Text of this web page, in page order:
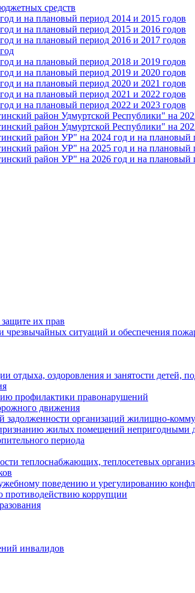
средств
и на плановый период 2014 и 2015 годов
и на плановый период 2015 и 2016 годов
и на плановый период 2016 и 2017 годов
и на плановый период 2018 и 2019 годов
и на плановый период 2019 и 2020 годов
и на плановый период 2020 и 2021 годов
и на плановый период 2021 и 2022 годов
и на плановый период 2022 и 2023 годов
район Удмуртской Республики" на
район Удмуртской Республики" на
район УР" на 2024 год и на плановый
район УР" на 2025 год и на плановый
район УР" на 2026 год и на плановый
их прав
ситуаций и обеспечения
отдыха, оздоровления и занятости детей,
профилактики правонарушений
движения
задолженности организаций жилищно-
жилых помещений непригодными
периода
теплоснабжающих, теплосетевых
поведению и урегулированию
противодействию коррупции
инвалидов